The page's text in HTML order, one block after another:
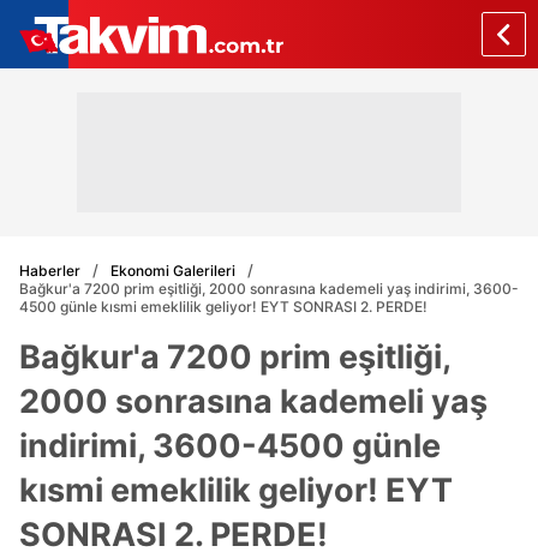
Haberler
Ekonomi Galerileri
Bağkur'a 7200 prim eşitliği, 2000 sonrasına kademeli yaş indirimi, 3600-
4500 günle kısmi emeklilik geliyor! EYT SONRASI 2. PERDE!
Bağkur'a 7200 prim eşitliği,
2000 sonrasına kademeli yaş
indirimi, 3600-4500 günle
kısmi emeklilik geliyor! EYT
SONRASI 2. PERDE!